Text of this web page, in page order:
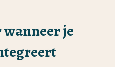
je